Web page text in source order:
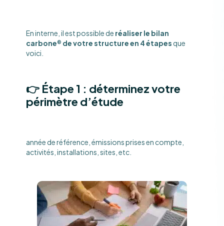
En interne, il est possible de réaliser le bilan
carbone® de votre structure en 4 étapes que
voici.
👉 Étape 1 : déterminez votre
périmètre d’étude
année de référence, émissions prises en compte,
activités, installations, sites, etc.